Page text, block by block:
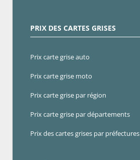
PRIX DES CARTES GRISES
Prix carte grise auto
Prix carte grise moto
Prix carte grise par région
Prix carte grise par départements
Prix des cartes grises par préfectures